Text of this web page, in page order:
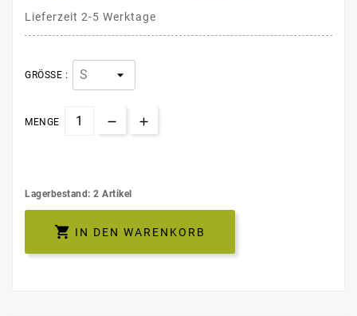
Lieferzeit 2-5 Werktage
GRÖSSE :
MENGE
Lagerbestand: 2 Artikel
 IN DEN WARENKORB